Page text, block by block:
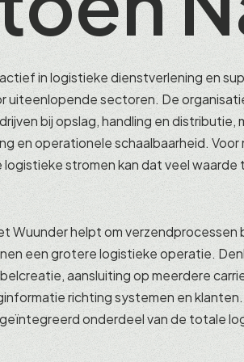
Track
post-purchase communicatie & tracking
retourmanagement
Volg je zending voor
het volgen van je zending
Case Studies & Whitepapers
praktijk cases van onze klanten en
Nieuws & Blogs
actueel nieuws en blogs
Evenementen & Webinars
bekijk onze events, webinars en agenda
Duurzaamheid
duurzaamheid zit in ons DNA
Werken bij Wuunder
actuele vacatures en werken bij ons
in logistieke dienstverlening en
uiteenlopende sectoren. De
bij opslag, handling en distributie,
en operationele schaalbaarheid. Voor
stromen kan dat veel waarde
Wuunder helpt om verzendprocessen
een grotere logistieke operatie.
aansluiting op meerdere
richting systemen en
onderdeel van de totale